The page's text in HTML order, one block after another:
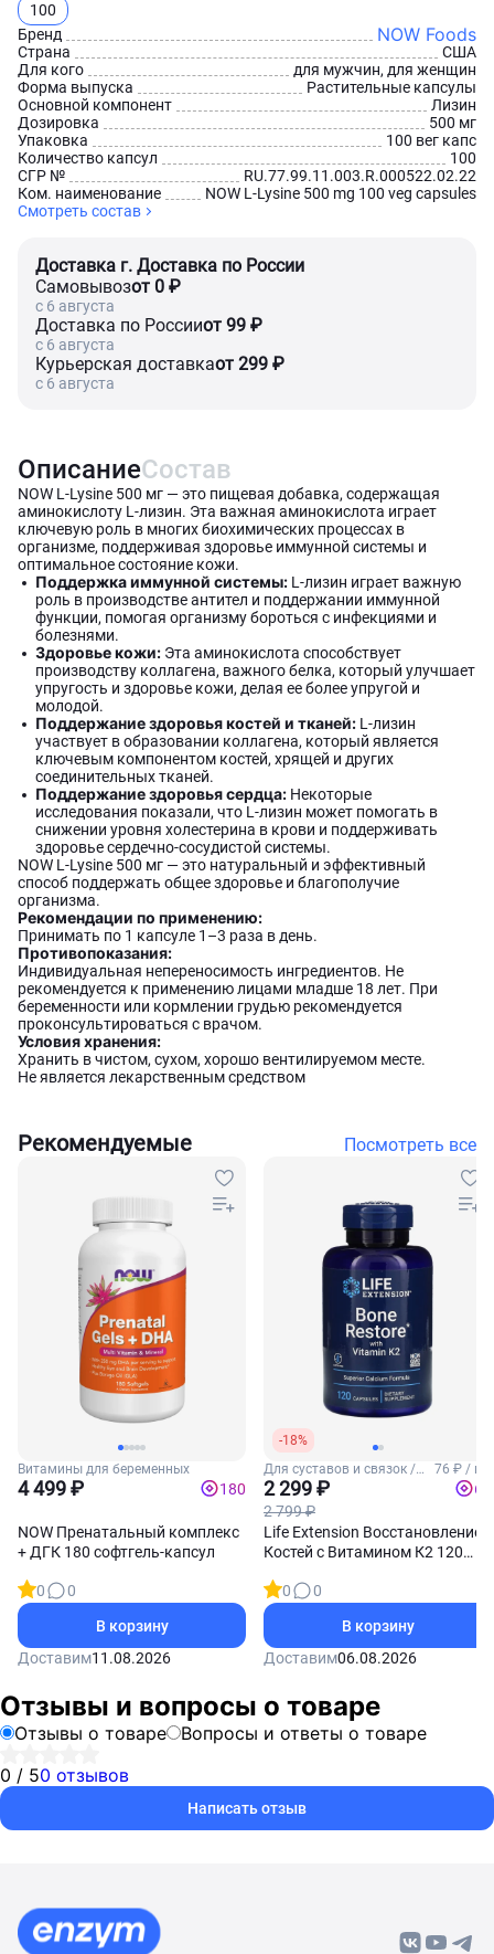
100
Бренд
NOW Foods
Страна
США
Для кого
для мужчин, для женщин
Форма выпуска
Растительные капсулы
Основной компонент
Лизин
Дозировка
500 мг
Упаковка
100 вег капс
Количество капсул
100
СГР №
RU.77.99.11.003.R.000522.02.22
Ком. наименование
NOW L-Lysine 500 mg 100 veg capsules
Смотреть состав
Доставка г. Доставка по России
Самовывозот 0 ₽
c 6 августа
Доставка по Россииот 99 ₽
c 6 августа
Курьерская доставкаот 299 ₽
c 6 августа
ОписаниеСостав
NOW L-Lysine 500 мг — это пищевая добавка, содержащая
аминокислоту L-лизин. Эта важная аминокислота играет
ключевую роль в многих биохимических процессах в
организме, поддерживая здоровье иммунной системы и
оптимальное состояние кожи.
Поддержка иммунной системы: L-лизин играет важную
роль в производстве антител и поддержании иммунной
функции, помогая организму бороться с инфекциями и
болезнями.
Здоровье кожи: Эта аминокислота способствует
производству коллагена, важного белка, который улучшает
упругость и здоровье кожи, делая ее более упругой и
молодой.
Поддержание здоровья костей и тканей: L-лизин
участвует в образовании коллагена, который является
ключевым компонентом костей, хрящей и других
соединительных тканей.
Поддержание здоровья сердца: Некоторые
исследования показали, что L-лизин может помогать в
снижении уровня холестерина в крови и поддерживать
здоровье сердечно-сосудистой системы.
NOW L-Lysine 500 мг — это натуральный и эффективный
способ поддержать общее здоровье и благополучие
организма.
Рекомендации по применению:
Принимать по 1 капсуле 1–3 раза в день.
Противопоказания:
Индивидуальная непереносимость ингредиентов. Не
рекомендуется к применению лицами младше 18 лет. При
беременности или кормлении грудью рекомендуется
проконсультироваться с врачом.
Условия хранения:
Хранить в чистом, сухом, хорошо вентилируемом месте.
Не является лекарственным средством
Рекомендуемые Посмотреть все
Витамины для беременных
4 499 ₽ 180
NOW Пренатальный комплекс
+ ДГК 180 софтгель-капсул
0
0
В корзину
Доставим11.08.2026
-18%
Для суставов и связок /
Комплексы для суставов и
связок
76 ₽ / шт
2 299 ₽
2 799 ₽
69
Life Extension Восстановление
Костей с Витамином К2 120
0
0
В корзину
Доставим06.08.2026
Отзывы и вопросы о товаре
Отзывы о товаре
Вопросы и ответы о товаре
0 / 50 отзывов
Написать отзыв